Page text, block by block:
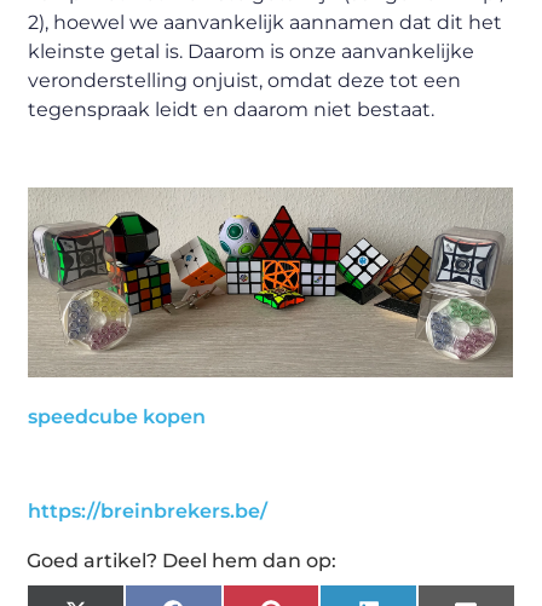
2), hoewel we aanvankelijk aannamen dat dit het
kleinste getal is. Daarom is onze aanvankelijke
veronderstelling onjuist, omdat deze tot een
tegenspraak leidt en daarom niet bestaat.
speedcube kopen
https://breinbrekers.be/
Goed artikel? Deel hem dan op: